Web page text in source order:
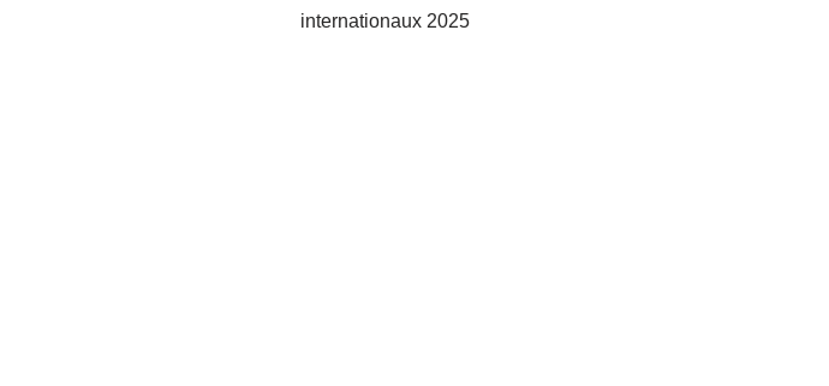
internationaux 2025